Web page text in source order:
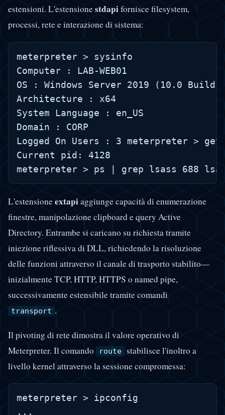
estensioni. L'estensionestdapifornisce filesystem,
processi, rete e interazione di sistema:
meterpreter > sysinfo
Computer : LAB-WEB01
OS : Windows Server 2019 (10.0 Build
Architecture : x64
System Language : en_US
Domain : CORP
Logged On Users : 3 meterpreter >
Current pid: 4128
L'estensioneextapiaggiunge capacità di enumerazione
finestre, manipolazione clipboard e query Active
Directory. Entrambe si caricano su richiesta tramite
iniezione riflessiva di DLL, richiedendo la risoluzione
delle funzioni attraverso il canale di trasporto stabilito—
inizialmente TCP, HTTP, HTTPS o named pipe,
successivamente estensibile tramite comandi
transport .
Il pivoting di rete dimostra il valore operativo di
Meterpreter. Il comando route stabilisce l'inoltro a
livello kernel attraverso la sessione compromessa:
meterpreter > ipconfig
...